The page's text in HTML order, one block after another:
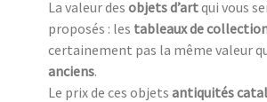
La valeur des objets d’artqui vous
proposés : les tableaux de
certainement pas la même valeur
anciens.
Le prix de ces objets antiquités